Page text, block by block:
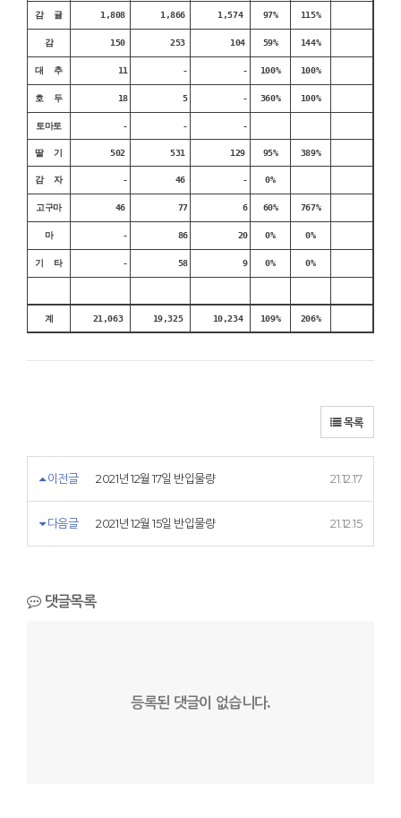
감 귤 1,808 1,866 1,574 97% 115%
감 150 253 104 59% 144%
대 추 11 - - 100% 100%
호 두 18 5 - 360% 100%
토마토 - - -
딸 기 502 531 129 95% 389%
감 자 - 46 - 0%
고구마 46 77 6 60% 767%
마 - 86 20 0% 0%
기 타 - 58 9 0% 0%
계 21,063 19,325 10,234 109% 206%
목록
이전글 2021년 12월 17일 반입물량 21.12.17
다음글 2021년 12월 15일 반입물량 21.12.15
댓글목록
등록된 댓글이 없습니다.